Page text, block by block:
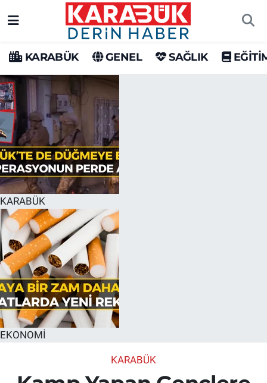
KARABÜK GENEL SAĞLIK
KARABÜK
EKONOMİ
KARABÜK
Karabük Hava Durumu
Karabük Trafik Yoğunluk Haritası
Süper Lig Puan Durumu ve Fikstür
Tüm Manşetler
Son Dakika Haberleri
Haber Arşivi